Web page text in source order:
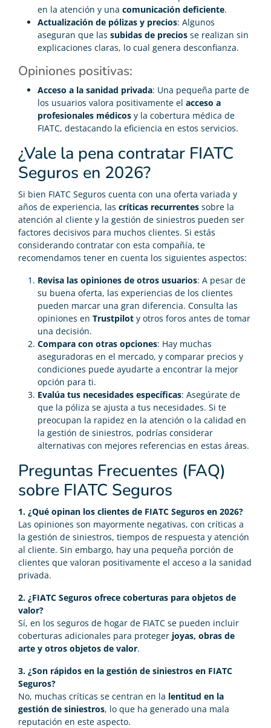
en la atención y una comunicación deficiente.
Actualización de pólizas y precios: Algunos
aseguran que las subidas de precios se realizan sin
explicaciones claras, lo cual genera desconfianza.
Opiniones positivas:
Acceso a la sanidad privada: Una pequeña parte de
los usuarios valora positivamente el acceso a
profesionales médicos y la cobertura médica de
FIATC, destacando la eficiencia en estos servicios.
¿Vale la pena contratar FIATC
Seguros en 2026?
Si bien FIATC Seguros cuenta con una oferta variada y
años de experiencia, las críticas recurrentes sobre la
atención al cliente y la gestión de siniestros pueden ser
factores decisivos para muchos clientes. Si estás
considerando contratar con esta compañía, te
recomendamos tener en cuenta los siguientes aspectos:
Revisa las opiniones de otros usuarios: A pesar de
su buena oferta, las experiencias de los clientes
pueden marcar una gran diferencia. Consulta las
opiniones en Trustpilot y otros foros antes de tomar
una decisión.
Compara con otras opciones: Hay muchas
aseguradoras en el mercado, y comparar precios y
condiciones puede ayudarte a encontrar la mejor
opción para ti.
Evalúa tus necesidades específicas: Asegúrate de
que la póliza se ajusta a tus necesidades. Si te
preocupan la rapidez en la atención o la calidad en
la gestión de siniestros, podrías considerar
alternativas con mejores referencias en estas áreas.
Preguntas Frecuentes (FAQ)
sobre FIATC Seguros
1. ¿Qué opinan los clientes de FIATC Seguros en 2026?
Las opiniones son mayormente negativas, con críticas a
la gestión de siniestros, tiempos de respuesta y atención
al cliente. Sin embargo, hay una pequeña porción de
clientes que valoran positivamente el acceso a la sanidad
privada.
2. ¿FIATC Seguros ofrece coberturas para objetos de
valor?
Sí, en los seguros de hogar de FIATC se pueden incluir
coberturas adicionales para proteger joyas, obras de
arte y otros objetos de valor.
3. ¿Son rápidos en la gestión de siniestros en FIATC
Seguros?
No, muchas críticas se centran en la lentitud en la
gestión de siniestros, lo que ha generado una mala
reputación en este aspecto.